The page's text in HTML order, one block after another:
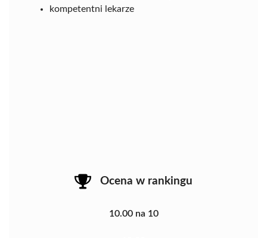
kompetentni lekarze
Ocena w rankingu
10.00 na 10